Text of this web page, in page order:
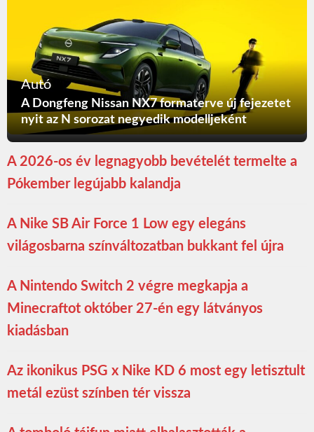
Autó
A Dongfeng Nissan NX7 formaterve új fejezetet
nyit az N sorozat negyedik modelljeként
A 2026-os év legnagyobb bevételét termelte a
Pókember legújabb kalandja
A Nike SB Air Force 1 Low egy elegáns
világosbarna színváltozatban bukkant fel újra
A Nintendo Switch 2 végre megkapja a
Minecraftot október 27-én egy látványos
kiadásban
Az ikonikus PSG x Nike KD 6 most egy letisztult
metál ezüst színben tér vissza